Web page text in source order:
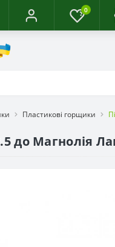
0
Пластикові горщики
до Магнолія